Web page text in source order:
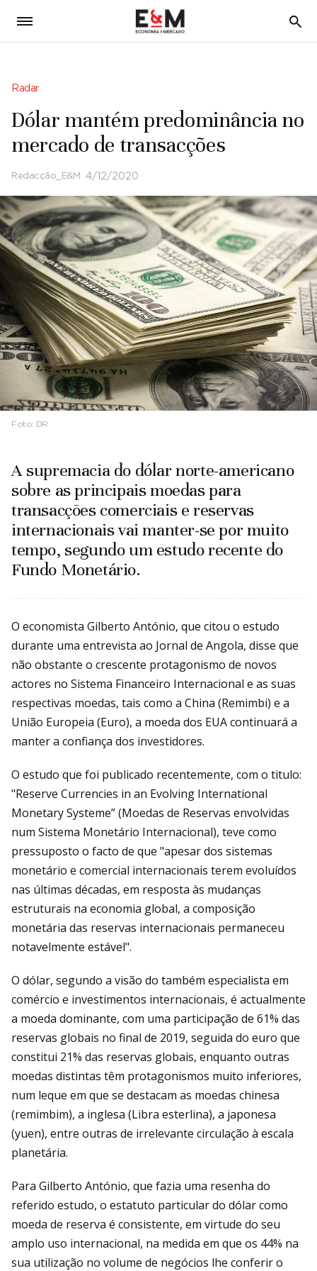
5
Radar
Dólar mantém predominância no
mercado de transacções
Redacção_E&M 4/12/2020
Foto: DR
A supremacia do dólar norte-americano
sobre as principais moedas para
transacções comerciais e reservas
internacionais vai manter-se por muito
tempo, segundo um estudo recente do
Fundo Monetário.
O economista Gilberto António, que citou o estudo
durante uma entrevista ao Jornal de Angola, disse que
não obstante o crescente protagonismo de novos
actores no Sistema Financeiro Internacional e as suas
respectivas moedas, tais como a China (Remimbi) e a
União Europeia (Euro), a moeda dos EUA continuará a
manter a confiança dos investidores.
O estudo que foi publicado recentemente, com o titulo:
"Reserve Currencies in an Evolving International
Monetary Systeme” (Moedas de Reservas envolvidas
num Sistema Monetário Internacional), teve como
pressuposto o facto de que "apesar dos sistemas
monetário e comercial internacionais terem evoluídos
nas últimas décadas, em resposta às mudanças
estruturais na economia global, a composição
monetária das reservas internacionais permaneceu
notavelmente estável".
O dólar, segundo a visão do também especialista em
comércio e investimentos internacionais, é actualmente
a moeda dominante, com uma participação de 61% das
reservas globais no final de 2019, seguida do euro que
constitui 21% das reservas globais, enquanto outras
moedas distintas têm protagonismos muito inferiores,
num leque em que se destacam as moedas chinesa
(remimbim), a inglesa (Libra esterlina), a japonesa
(yuen), entre outras de irrelevante circulação à escala
planetária.
Para Gilberto António, que fazia uma resenha do
referido estudo, o estatuto particular do dólar como
moeda de reserva é consistente, em virtude do seu
amplo uso internacional, na medida em que os 44% na
sua utilização no volume de negócios lhe conferir o